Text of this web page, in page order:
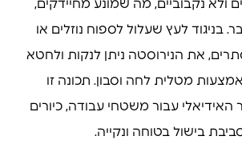
ולא נקבוביים, מה שמונע מחיידקים,
בניגוד לעץ שעלול לספוח נוזלים או
את הנירוסטה ניתן לנקות ולחטא
מטלית לחה וסבון. תכונה זו
עבור משטחי עבודה, כיורים
בישול בטוחה ונקייה.